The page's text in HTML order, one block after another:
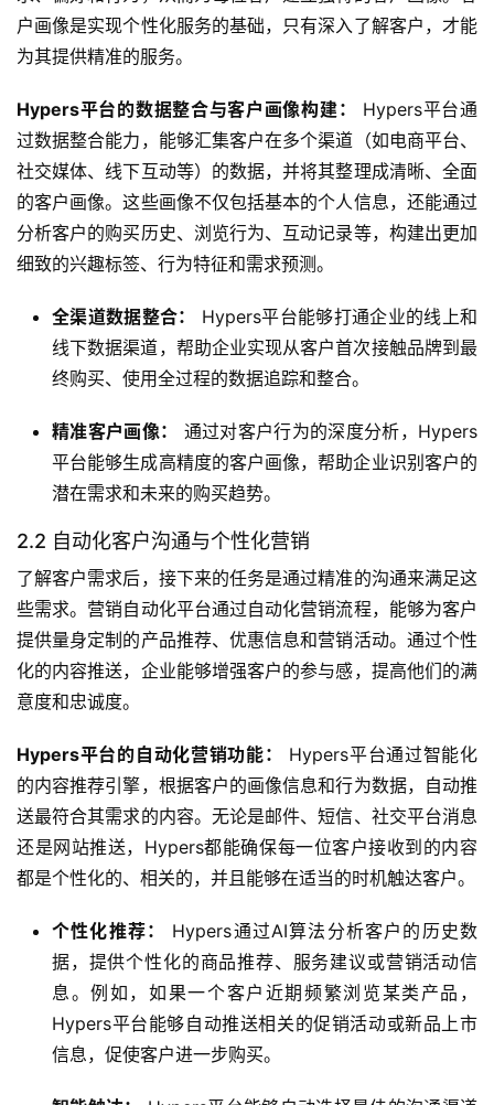
户画像是实现个性化服务的基础，只有深入了解客户，才能
为其提供精准的服务。
Hypers平台的数据整合与客户画像构建：
Hypers平台通
过数据整合能力，能够汇集客户在多个渠道（如电商平台、
社交媒体、线下互动等）的数据，并将其整理成清晰、全面
的客户画像。这些画像不仅包括基本的个人信息，还能通过
分析客户的购买历史、浏览行为、互动记录等，构建出更加
细致的兴趣标签、行为特征和需求预测。
全渠道数据整合：
Hypers平台能够打通企业的线上和
线下数据渠道，帮助企业实现从客户首次接触品牌到最
终购买、使用全过程的数据追踪和整合。
精准客户画像：
通过对客户行为的深度分析，Hypers
平台能够生成高精度的客户画像，帮助企业识别客户的
潜在需求和未来的购买趋势。
2.2 自动化客户沟通与个性化营销
了解客户需求后，接下来的任务是通过精准的沟通来满足这
些需求。营销自动化平台通过自动化营销流程，能够为客户
提供量身定制的产品推荐、优惠信息和营销活动。通过个性
化的内容推送，企业能够增强客户的参与感，提高他们的满
意度和忠诚度。
Hypers平台的自动化营销功能：
Hypers平台通过智能化
的内容推荐引擎，根据客户的画像信息和行为数据，自动推
送最符合其需求的内容。无论是邮件、短信、社交平台消息
还是网站推送，Hypers都能确保每一位客户接收到的内容
都是个性化的、相关的，并且能够在适当的时机触达客户。
个性化推荐：
Hypers通过AI算法分析客户的历史数
据，提供个性化的商品推荐、服务建议或营销活动信
息。例如，如果一个客户近期频繁浏览某类产品，
Hypers平台能够自动推送相关的促销活动或新品上市
信息，促使客户进一步购买。